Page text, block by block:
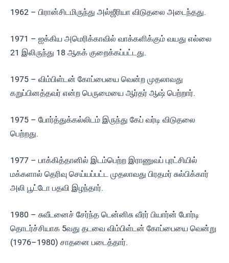
1962 – பிரான்சிடமிருந்து அல்ஜீரியா விடுதலை அடைந்தது.
1971 – ஐக்கிய அமெரிக்காவில் வாக்களிக்கும் வயது எல்லை
21 இலிருந்து 18 ஆகக் குறைக்கப்பட்டது.
1975 – விம்பிள்டன் கோப்பையை வென்ற முதலாவது
கறுப்பினத்தவர் என்ற பெருமையை ஆர்தர் ஆஷ் பெற்றார்.
1975 – போர்த்துக்கல்லிடம் இருந்து கேப் வர்டி விடுதலை
பெற்றது.
1977 – பாக்கித்தானில் இடம்பெற்ற இராணுவப் புரட்சியில்
மக்களால் தெரிவு செய்யப்பட்ட முதலாவது பிரதமர் சுல்பிக்கார்
அலி பூட்டோ பதவி இழந்தார்.
1980 – சுவீடனைச் சேர்ந்த டென்னிசு வீரர் பியார்ன் போர்டி
தொடர்ச்சியாக 5வது தடவை விம்பிள்டன் கோப்பையை வென்று
(1976–1980) சாதனை படைத்தார்.